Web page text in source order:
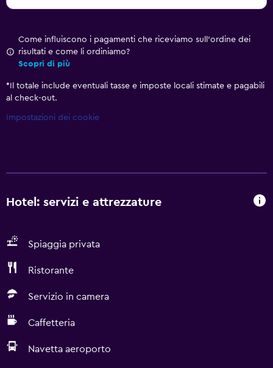
Come influiscono i pagamenti che riceviamo sull'ordine dei
risultati e come li ordiniamo?
Scopri di più
* Il totale include eventuali tasse e imposte locali stimate e pagabili
al check-out.
Impostazioni dei cookie
Hotel: servizi e attrezzature
Spiaggia privata
Ristorante
Servizio in camera
Caffetteria
Navetta aeroporto